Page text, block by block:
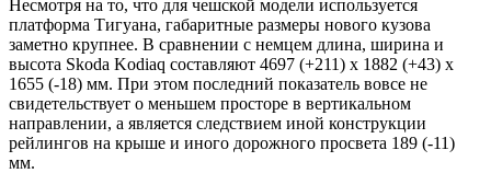
Несмотря на то, что для чешской модели используется
платформа Тигуана, габаритные размеры нового кузова
заметно крупнее. В сравнении с немцем длина, ширина и
высота Skoda Kodiaq составляют 4697 (+211) х 1882 (+43) х
1655 (-18) мм. При этом последний показатель вовсе не
свидетельствует о меньшем просторе в вертикальном
направлении, а является следствием иной конструкции
рейлингов на крыше и иного дорожного просвета 189 (-11)
мм.